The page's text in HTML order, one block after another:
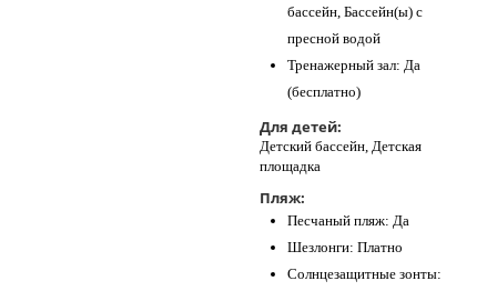
бассейн, Бассейн(ы) с
пресной водой
Тренажерный зал: Да
(бесплатно)
Для детей:
Детский бассейн, Детская
площадка
Пляж:
Песчаный пляж: Да
Шезлонги: Платно
Солнцезащитные зонты: